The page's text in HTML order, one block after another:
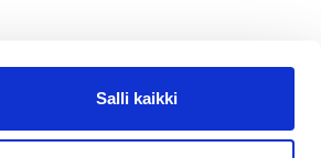
Salli kaikki